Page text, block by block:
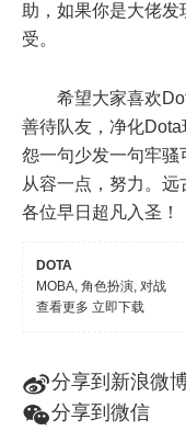
助，如果你是大佬发
受。
希望大家喜欢
善待队友，净化
怨一句少发一句牢骚
从容一点，努力。
各位早日超凡入圣！
DOTA
MOBA, 角色扮演, 对战
查看更多 立即下载
t分享到新浪微
w分享到微信